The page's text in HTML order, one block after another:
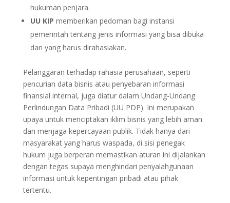
hukuman penjara.
UU KIP memberikan pedoman bagi instansi
pemerintah tentang jenis informasi yang bisa dibuka
dan yang harus dirahasiakan.
Pelanggaran terhadap rahasia perusahaan, seperti
pencurian data bisnis atau penyebaran informasi
finansial internal, juga diatur dalam Undang-Undang
Perlindungan Data Pribadi (UU PDP). Ini merupakan
upaya untuk menciptakan iklim bisnis yang lebih aman
dan menjaga kepercayaan publik. Tidak hanya dari
masyarakat yang harus waspada, di sisi penegak
hukum juga berperan memastikan aturan ini dijalankan
dengan tegas supaya menghindari penyalahgunaan
informasi untuk kepentingan pribadi atau pihak
tertentu.